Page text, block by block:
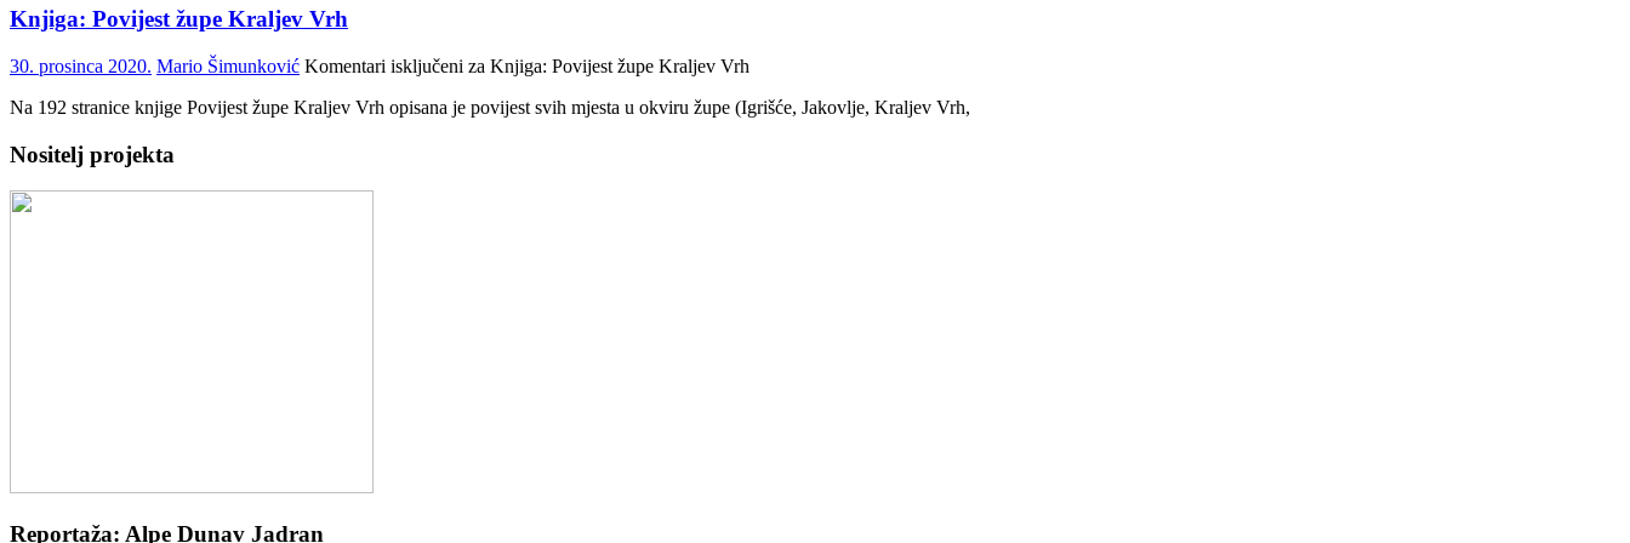
Knjiga: Povijest župe Kraljev Vrh
30. prosinca 2020. Mario Šimunković Komentari isključeni za Knjiga: Povijest župe Kraljev Vrh
Na 192 stranice knjige Povijest župe Kraljev Vrh opisana je povijest svih mjesta u okviru župe (Igrišće, Jakovlje, Kraljev Vrh,
Nositelj projekta
Reportaža: Alpe Dunav Jadran